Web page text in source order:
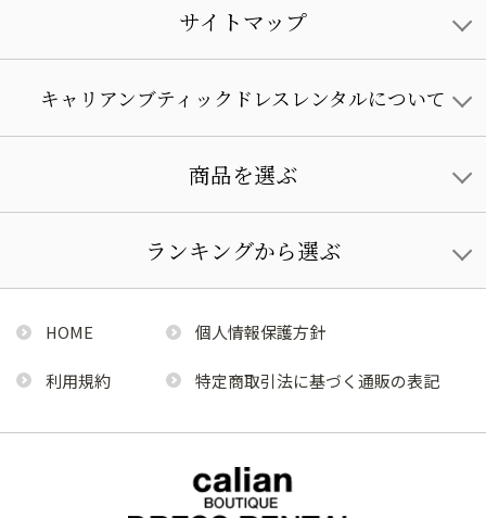
サイトマップ
キャリアンブティックドレスレンタルについて
商品を選ぶ
ランキングから選ぶ
HOME 個人情報保護方針
利用規約 特定商取引法に基づく通販の表記